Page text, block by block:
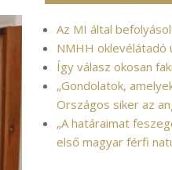
Az MI által
NMHH oklevélátadó
Így válasz okosan
„Gondolatok,
Országos siker az
„A határaimat
első magyar férfi